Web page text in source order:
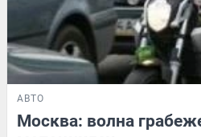
АВТО
Москва: волна